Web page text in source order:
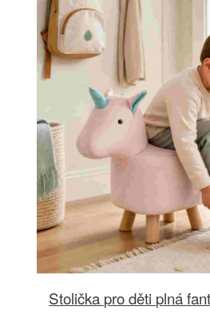
Stolička pro děti plná